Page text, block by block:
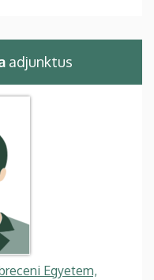
adjunktus
Egyetem,